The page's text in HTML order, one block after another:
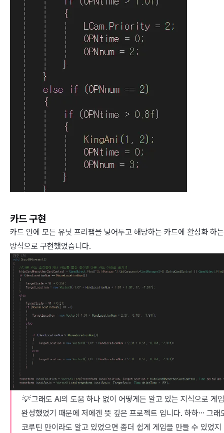
카드 구현
카드 안에 모든 유닛 프리팹을 넣어두고 해당하는 카드에 활성화 하는
방식으로 구현했었습니다.
💡 그래도 AI의 도움 하나 없이 어떻게든 알고 있는 지식으로 게
완성했었기 때문에 저에겐 뜻 깊은 프로젝트 입니다. 하하… 그래
코루틴 만이라도 알고 있었으면 좀더 쉽게 게임을 만들 수 있었지